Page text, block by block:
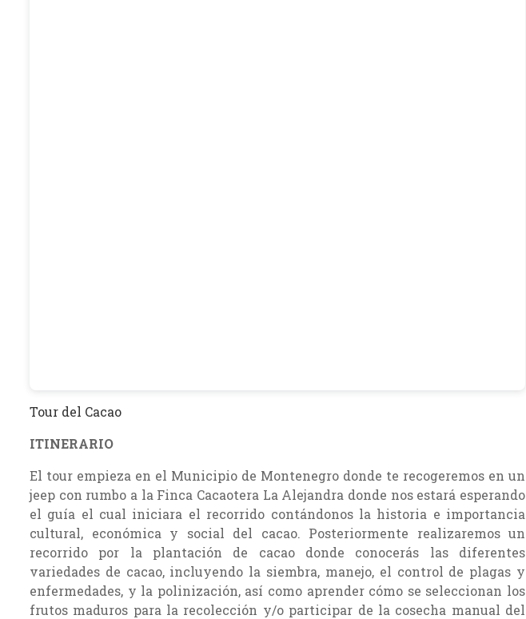
Tour del Cacao
ITINERARIO
El tour empieza en el Municipio de Montenegro donde te recogeremos en un
jeep con rumbo a la Finca Cacaotera La Alejandra donde nos estará esperando
el guía el cual iniciara el recorrido contándonos la historia e importancia
cultural, económica y social del cacao. Posteriormente realizaremos un
recorrido por la plantación de cacao donde conocerás las diferentes
variedades de cacao, incluyendo la siembra, manejo, el control de plagas y
enfermedades, y la polinización, así como aprender cómo se seleccionan los
frutos maduros para la recolección y/o participar de la cosecha manual del